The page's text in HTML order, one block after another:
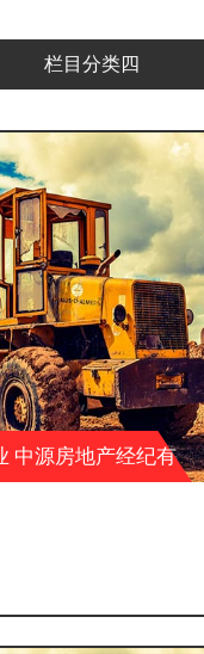
栏目分类四